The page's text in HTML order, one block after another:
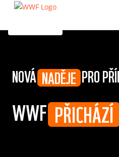
NOVÁ NADĚJE PRO
WWF PŘICHÁZÍ